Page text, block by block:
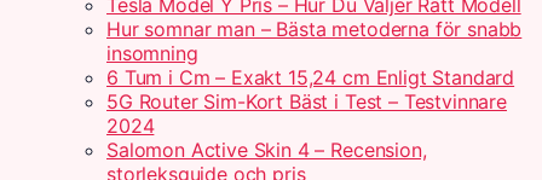
Tesla Model Y Pris – Hur Du Väljer Rätt Modell
Hur somnar man – Bästa metoderna för snabb
insomning
6 Tum i Cm – Exakt 15,24 cm Enligt Standard
5G Router Sim-Kort Bäst i Test – Testvinnare
2024
Salomon Active Skin 4 – Recension,
storleksguide och pris